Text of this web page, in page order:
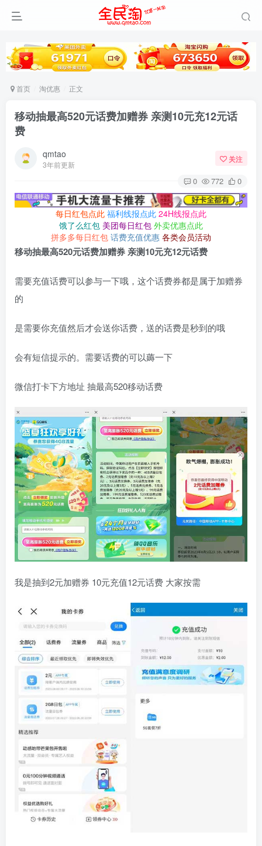
首页 淘优惠 正文
移动抽最高520元话费加赠券 亲测10元充12元话
费
qmtao
3年前更新
关注
0 772 0
每日红包点此 福利线报点此 24H线报点此
饿了么红包 美团每日红包 外卖优惠点此
拼多多每日红包 话费充值优惠 各类会员活动
移动抽最高520元话费加赠券 亲测10元充12元话费
需要充值话费可以参与一下哦，这个话费券都是属于加赠券
的
是需要你充值然后才会送你话费，送的话费是秒到的哦
会有短信提示的。需要话费的可以薅一下
微信打卡下方地址 抽最高520移动话费
我是抽到2元加赠券 10元充值12元话费 大家按需